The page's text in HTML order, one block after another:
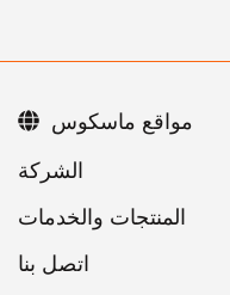
اتصل بنا
مواقع ماسكوس